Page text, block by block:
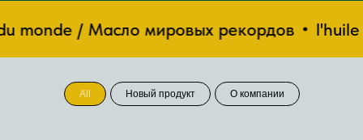
/ Масло мировых рекордов l'huile
All Новый продукт О компании